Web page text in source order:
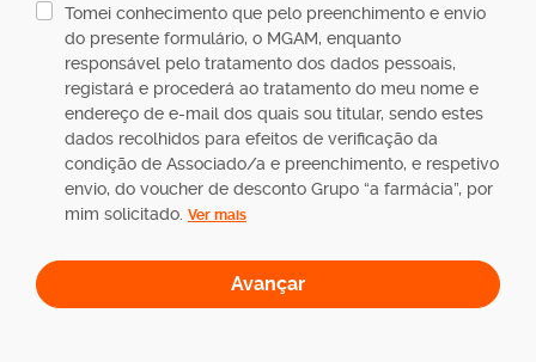
Tomei conhecimento que pelo preenchimento e envio
do presente formulário, o MGAM, enquanto
responsável pelo tratamento dos dados pessoais,
registará e procederá ao tratamento do meu nome e
endereço de e-mail dos quais sou titular, sendo estes
dados recolhidos para efeitos de verificação da
condição de Associado/a e preenchimento, e respetivo
envio, do voucher de desconto Grupo “a farmácia”, por
mim solicitado. Ver mais
Avançar